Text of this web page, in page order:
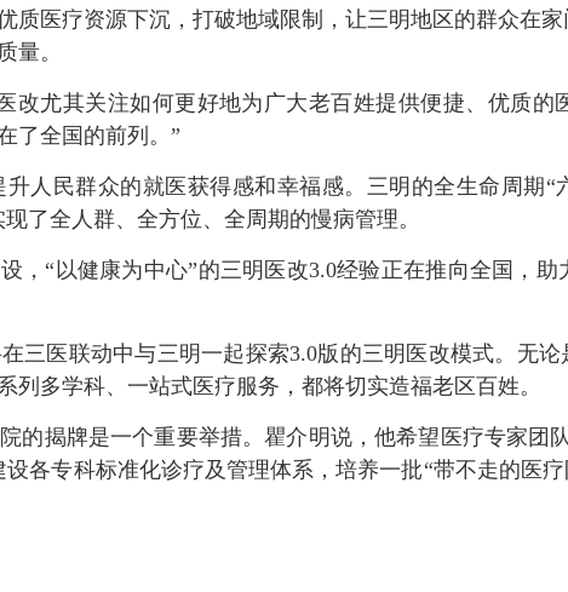
质医疗资源下沉，打破地域限制，让三明地区的群众在
量。
尤其关注如何更好地为广大老百姓提供便捷、优质的
了全国的前列。”
民群众的就医获得感和幸福感。三明的全生命周期“
了全人群、全方位、全周期的慢病管理。
“以健康为中心”的三明医改3.0经验正在推向全国，助
医联动中与三明一起探索3.0版的三明医改模式。无论
多学科、一站式医疗服务，都将切实造福老区百姓。
揭牌是一个重要举措。瞿介明说，他希望医疗专家团
各专科标准化诊疗及管理体系，培养一批“带不走的医